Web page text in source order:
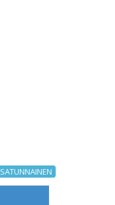
SATUNNAINEN